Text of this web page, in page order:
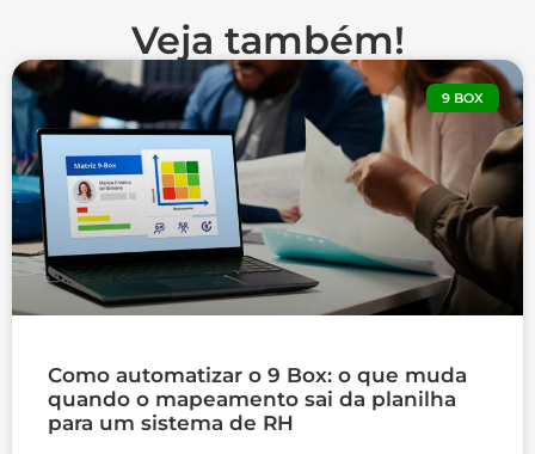
Veja também!
9 BOX
Como automatizar o 9 Box: o que muda
quando o mapeamento sai da planilha
para um sistema de RH